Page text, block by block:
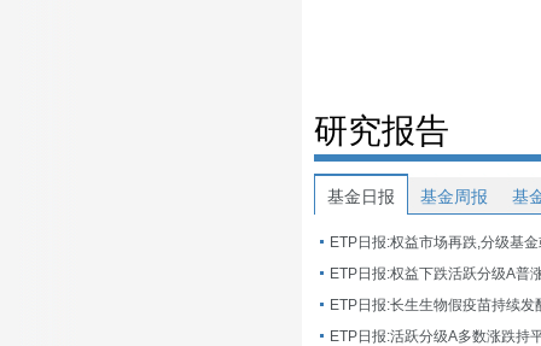
研究报告
基金日报 基金周报 基
ETP日报:权益市场再跌,分级基
ETP日报:长生生物假疫苗持续发
ETP日报:活跃分级A多数涨跌持